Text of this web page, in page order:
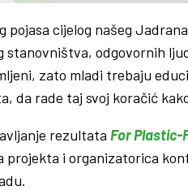
pojasa cijelog našeg
stanovništva, odgovornih
zato mladi trebaju
da rade taj svoj koračić
rezultata For Plastic-
projekta i organizatorica